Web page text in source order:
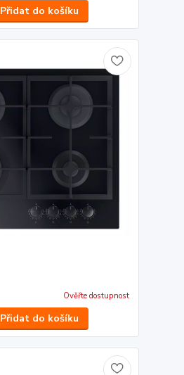
Přidat do košíku
Ověřte dostupnost
Přidat do košíku